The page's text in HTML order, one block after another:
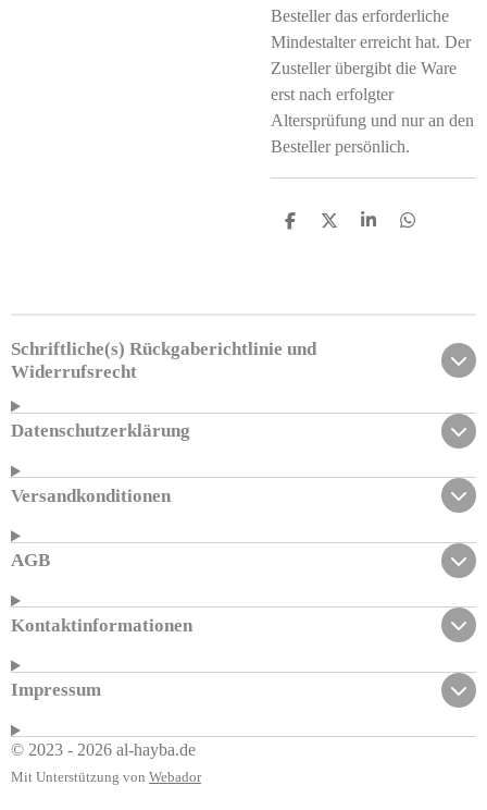
Besteller das erforderliche
Mindestalter erreicht hat. Der
Zusteller übergibt die Ware
erst nach erfolgter
Altersprüfung und nur an den
Besteller persönlich.
T
n
T
n
T
n
T
n
Schriftliche(s) Rückgaberichtlinie und
Widerrufsrecht
Datenschutzerklärung
Versandkonditionen
AGB
Kontaktinformationen
Impressum
© 2023 - 2026 al-hayba.de
Mit Unterstützung von Webador